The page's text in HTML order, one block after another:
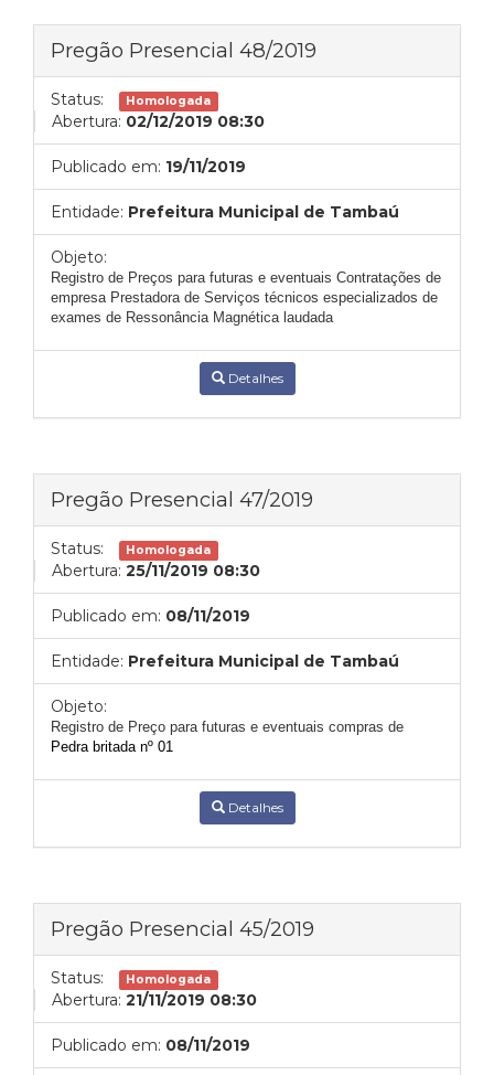
Pregão Presencial 48/2019
Status: Homologada
Abertura: 02/12/2019 08:30
Publicado em: 19/11/2019
Entidade: Prefeitura Municipal de Tambaú
Objeto:
Registro de Preços para futuras e eventuais Contratações de
empresa Prestadora de Serviços técnicos especializados de
exames de Ressonância Magnética laudada
Detalhes
Pregão Presencial 47/2019
Status: Homologada
Abertura: 25/11/2019 08:30
Publicado em: 08/11/2019
Entidade: Prefeitura Municipal de Tambaú
Objeto:
Registro de Preço para futuras e eventuais compras de
Pedra britada nº 01
Detalhes
Pregão Presencial 45/2019
Status: Homologada
Abertura: 21/11/2019 08:30
Publicado em: 08/11/2019